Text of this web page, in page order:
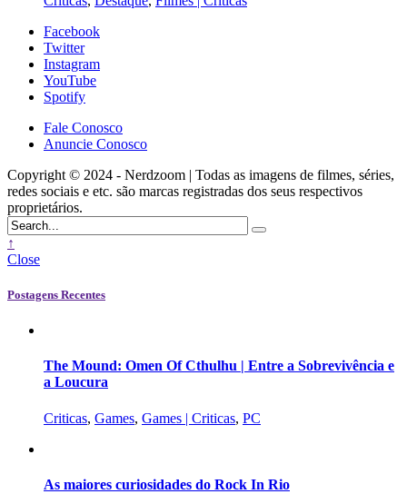
Facebook
Twitter
Instagram
YouTube
Spotify
Fale Conosco
Anuncie Conosco
Copyright © 2024 - Nerdzoom | Todas as imagens de filmes, séries,
redes sociais e etc. são marcas registradas dos seus respectivos
proprietários.
↑
Close
Postagens Recentes
The Mound: Omen Of Cthulhu | Entre a Sobrevivência e
a Loucura
Criticas, Games, Games | Criticas, PC
As maiores curiosidades do Rock In Rio